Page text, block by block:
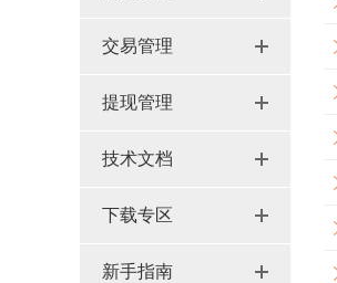
交易管理
提现管理
技术文档
下载专区
新手指南